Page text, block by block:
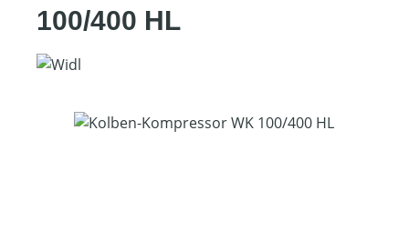
100/400 HL
Bildergalerie überspringen